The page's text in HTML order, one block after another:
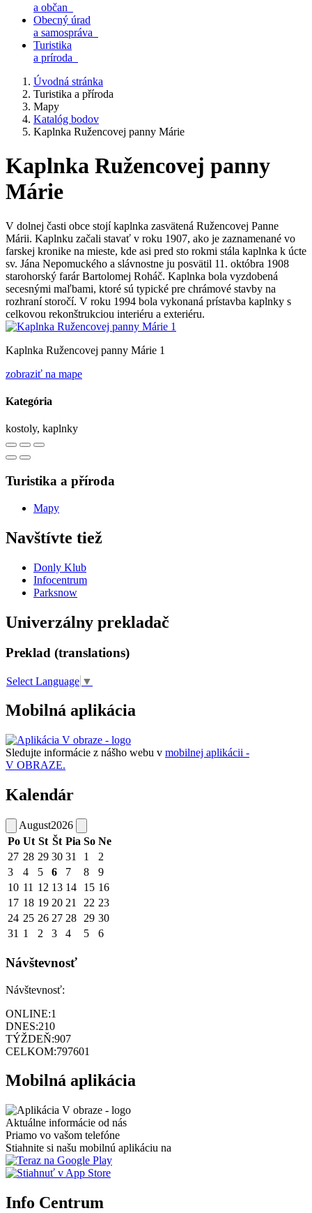
a občan
Obecný úrad
a samospráva
Turistika
a príroda
Úvodná stránka
Turistika a příroda
Mapy
Katalóg bodov
Kaplnka Ružencovej panny Márie
Kaplnka Ružencovej panny
Márie
V dolnej časti obce stojí kaplnka zasvätená Ružencovej Panne
Márii. Kaplnku začali stavať v roku 1907, ako je zaznamenané vo
farskej kronike na mieste, kde asi pred sto rokmi stála kaplnka k úcte
sv. Jána Nepomuckého a slávnostne ju posvätil 11. októbra 1908
starohorský farár Bartolomej Roháč. Kaplnka bola vyzdobená
secesnými maľbami, ktoré sú typické pre chrámové stavby na
rozhraní storočí. V roku 1994 bola vykonaná prístavba kaplnky s
celkovou rekonštrukciou interiéru a exteriéru.
Kaplnka Ružencovej panny Márie 1
zobraziť na mape
Kategória
kostoly, kaplnky
Turistika a příroda
Mapy
Navštívte tiež
Donly Klub
Infocentrum
Parksnow
Univerzálny prekladač
Preklad (translations)
Select Language ▼
Mobilná aplikácia
Sledujte informácie z nášho webu v mobilnej aplikácii -
V OBRAZE.
Kalendár
August2026
Po Ut St Št Pia So Ne
27 28 29 30 31 1
2
3
4 5 6 7 8
9
10 11 12 13 14 15 16
17 18 19 20 21 22 23
24 25 26 27 28 29 30
31 1 2 3 4 5 6
Návštevnosť
Návštevnosť:
ONLINE:1
DNES:210
TÝŽDEŇ:907
CELKOM:797601
Mobilná aplikácia
Aktuálne informácie od nás
Priamo vo vašom telefóne
Stiahnite si našu mobilnú aplikáciu na
Info Centrum